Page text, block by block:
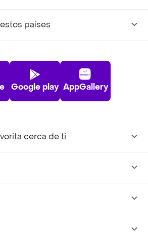
países
Google play AppGallery
cerca de ti